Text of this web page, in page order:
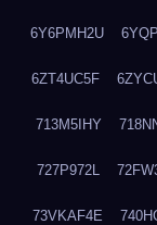
6Y6PMH2U
6ZT4UC5F
713M5IHY
727P972L
73VKAF4E